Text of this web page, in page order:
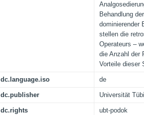
Behandlung
dominierender
stellen die
Operateurs –
die Anzahl der
Vorteile dieser
dc.language.iso de
dc.publisher Universität
dc.rights ubt-podok